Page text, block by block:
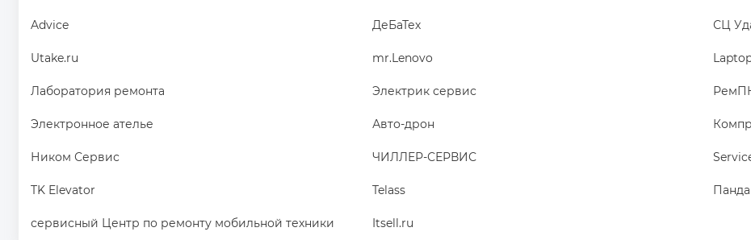
Advice ДеБаТех СЦ
Utake.ru mr.Lenovo
Лаборатория ремонта Электрик сервис
Электронное ателье Авто-дрон
Ником Сервис ЧИЛЛЕР-СЕРВИС
TK Elevator Telass
сервисный Центр по ремонту мобильной техники Itsell.ru